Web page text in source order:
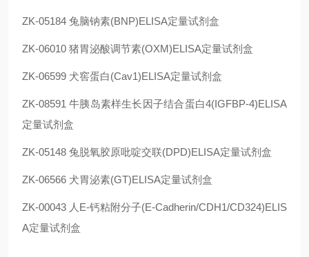
ZK-05184 兔脑钠素(BNP)ELISA定量试剂盒
ZK-06010 猪胃泌酸调节素(OXM)ELISA定量试剂盒
ZK-06599 犬窖蛋白(Cav1)ELISA定量试剂盒
ZK-08591 牛胰岛素样生长因子结合蛋白4(IGFBP-4)ELISA
定量试剂盒
ZK-05148 兔脱氧胶原吡啶交联(DPD)ELISA定量试剂盒
ZK-06566 犬胃泌素(GT)ELISA定量试剂盒
ZK-00043 人E-钙粘附分子(E-Cadherin/CDH1/CD324)ELIS
A定量试剂盒